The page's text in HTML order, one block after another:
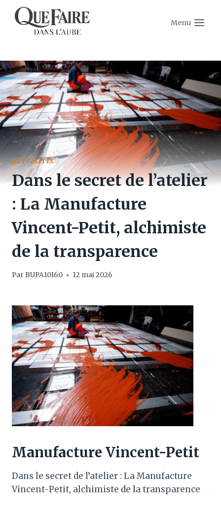
Aller
contenu
Menu
ACTUALITÉS
Dans le secret de l’atelier
: La Manufacture
Vincent-Petit, alchimiste
de la transparence
Par BUPA10160 12 mai 2026
Manufacture Vincent-Petit
Dans le secret de l’atelier : La Manufacture
Vincent-Petit, alchimiste de la transparence